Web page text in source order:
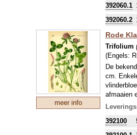
Dosering
Dosering
zo'n
sommige
392060.1
392060.2
meer info
Rode
Trifolium
(Engels:
De
cm.
afmaaien
Om uw
sommige
392100